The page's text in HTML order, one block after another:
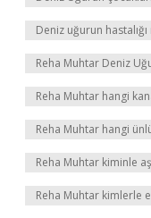
Deniz uğurun
Reha Muhtar Deniz
Reha Muhtar hangi
Reha Muhtar hangi
Reha Muhtar kiminle
Reha Muhtar kimlerle